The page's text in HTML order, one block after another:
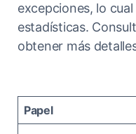
excepciones, lo
estadísticas.
obtener más
Papel